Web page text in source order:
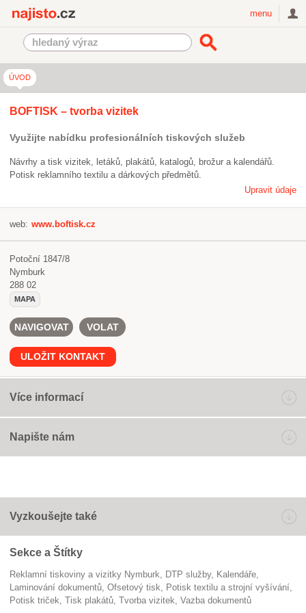
menu
ÚVOD
BOFTISK – tvorba vizitek
Využijte nabídku profesionálních tiskových služeb
Návrhy a tisk vizitek, letáků, plakátů, katalogů, brožur a kalendářů.
Potisk reklamního textilu a dárkových předmětů.
Upravit údaje
web: www.boftisk.cz
Potoční 1847/8
Nymburk
288 02
MAPA
NAVIGOVAT VOLAT
ULOŽIT KONTAKT
Více informací
Napište nám
Vyzkoušejte také
Sekce a Štítky
Reklamní tiskoviny a vizitky Nymburk DTP služby
kalendáře
laminování dokumentů
ofsetový tisk
Potisk textilu a strojní vyšívání
potisk triček
tisk plakátů tvorba vizitek vazba dokumentů